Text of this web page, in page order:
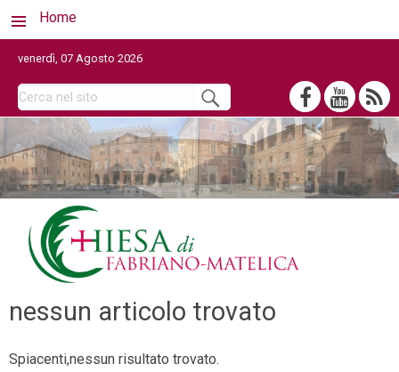
Home
venerdì, 07 Agosto 2026
nessun articolo trovato
Spiacenti,nessun risultato trovato.